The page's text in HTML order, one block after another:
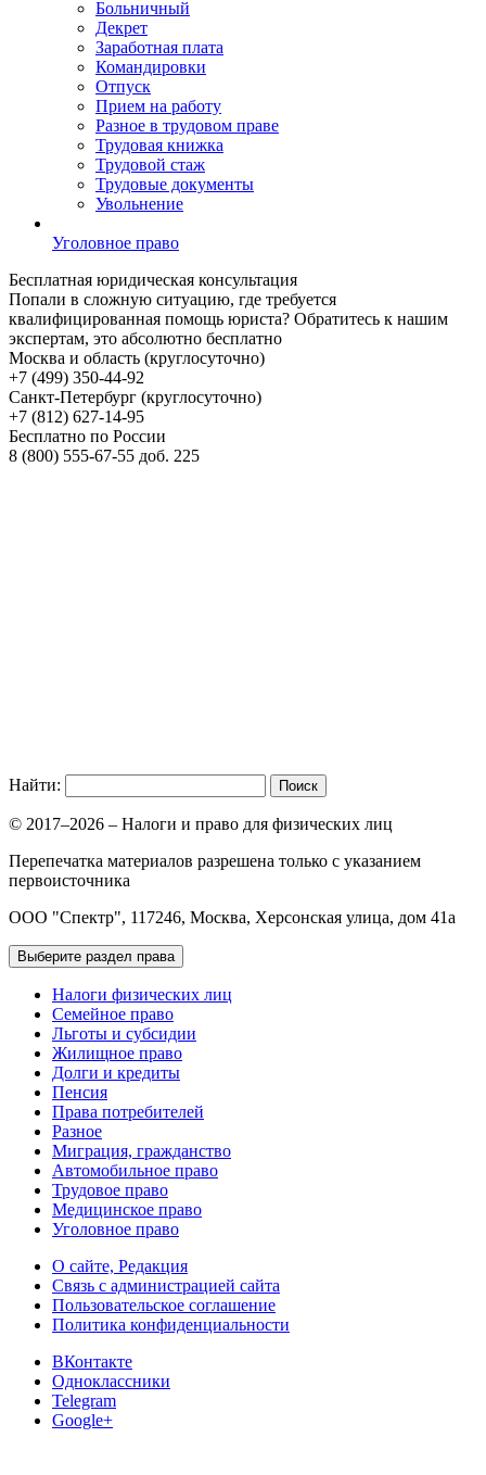
Больничный
Декрет
Заработная плата
Командировки
Отпуск
Прием на работу
Разное в трудовом праве
Трудовая книжка
Трудовой стаж
Трудовые документы
Увольнение
Уголовное право
Бесплатная юридическая консультация
Попали в сложную ситуацию, где требуется
квалифицированная помощь юриста? Обратитесь к нашим
экспертам, это абсолютно бесплатно
Москва и область (круглосуточно)
+7 (499) 350-44-92
Санкт-Петербург (круглосуточно)
+7 (812) 627-14-95
Бесплатно по России
8 (800) 555-67-55 доб. 225
Найти:
© 2017–2026 – Налоги и право для физических лиц
Перепечатка материалов разрешена только с указанием
первоисточника
ООО "Спектр", 117246, Москва, Херсонская улица, дом 41а
Выберите раздел права
Налоги физических лиц
Семейное право
Льготы и субсидии
Жилищное право
Долги и кредиты
Пенсия
Права потребителей
Разное
Миграция, гражданство
Автомобильное право
Трудовое право
Медицинское право
Уголовное право
О сайте, Редакция
Связь с администрацией сайта
Пользовательское соглашение
Политика конфиденциальности
ВКонтакте
Одноклассники
Telegram
Google+